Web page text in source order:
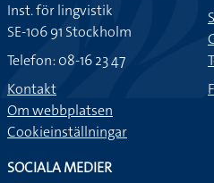
Inst. för lingvistik
SE-106 91 Stockholm
Telefon: 08-16 23 47
Kontakt
Om webbplatsen
Cookieinställningar
SOCIALA MEDIER